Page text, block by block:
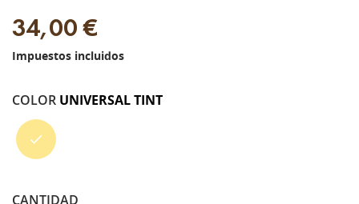
34,00 €
Impuestos incluidos
COLOR UNIVERSAL TINT
Universal
Tint
CANTIDAD